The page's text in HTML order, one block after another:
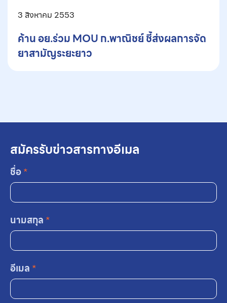
3 สิงหาคม 2553
ค้าน อย.ร่วม MOU ก.พาณิชย์ ชี้ส่งผลการจัด
ยาสามัญระยะยาว
สมัครรับข่าวสารทางอีเมล
ชื่อ*
นามสกุล *
อีเมล *